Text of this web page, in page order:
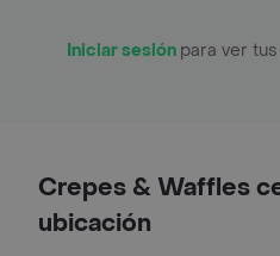
Iniciar sesión para ver
Crepes & Waffles
ubicación